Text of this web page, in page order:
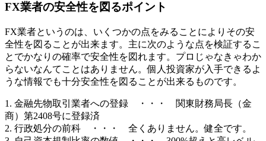
FX業者の安全性を図るポイント
FX業者というのは、いくつかの点をみることによりその安
全性を図ることが出来ます。主に次のような点を検証するこ
とでかなりの確率で安全性を図れます。プロじゃなきゃわか
らないなんてことはありません。個人投資家が入手できるよ
うな情報でも十分安全性を図ることが出来るものです。
1. 金融先物取引業者への登録 ・・・ 関東財務局長（金
商）第2408号に登録済
2. 行政処分の前科 ・・・ 全くありません。健全です。